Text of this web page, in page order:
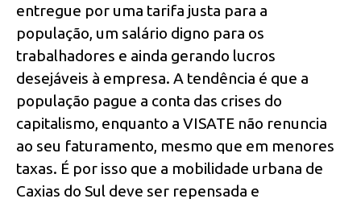
entregue por uma tarifa justa para a
população, um salário digno para os
trabalhadores e ainda gerando lucros
desejáveis à empresa. A tendência é que a
população pague a conta das crises do
capitalismo, enquanto a VISATE não renuncia
ao seu faturamento, mesmo que em menores
taxas. É por isso que a mobilidade urbana de
Caxias do Sul deve ser repensada e